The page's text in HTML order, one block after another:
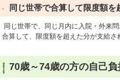
同じ世帯で合算して限度額を
同じ世帯で、同じ月内に入院・外来
合算して、限度額を超えた分が支給さ
70歳～74歳の方の自己